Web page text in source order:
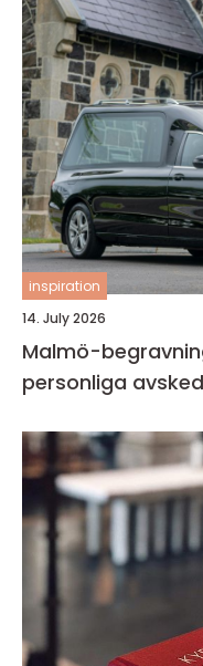
inspiration
14. July 2026
Malmö-
personliga avsked